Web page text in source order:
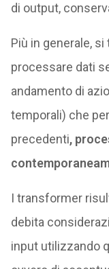
di output,
Più in generale,
processare dati
andamento di
temporali) che
precedenti,
I transformer
debita
input utilizzando